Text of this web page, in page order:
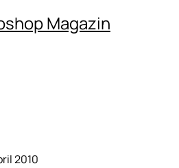
Magazin
2010